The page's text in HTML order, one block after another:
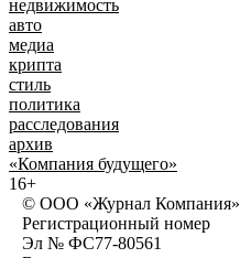
недвижимость
авто
медиа
крипта
стиль
политика
расследования
архив
«Компания будущего»
16+
© ООО «Журнал Компания»
Регистрационный номер
Эл № ФС77-80561